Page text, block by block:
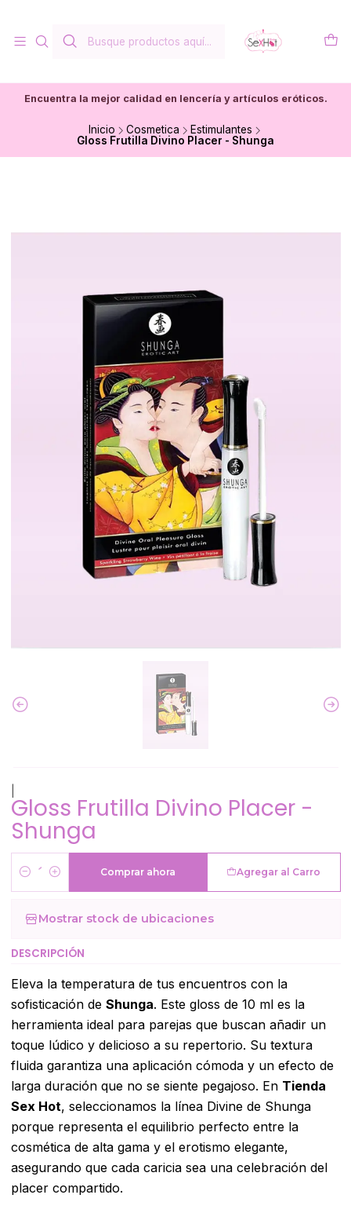
Encuentra la mejor calidad en lencería y artículos eróticos.
Inicio Cosmetica
Estimulantes
Gloss Frutilla Divino Placer - Shunga
Gloss Frutilla Divino Placer -
Shunga
Cantidad
Agregar al Carro
Comprar ahora
Mostrar stock de ubicaciones
DESCRIPCIÓN
Eleva la temperatura de tus encuentros con la
sofisticación de Shunga. Este gloss de 10 ml es la
herramienta ideal para parejas que buscan añadir un
toque lúdico y delicioso a su repertorio. Su textura
fluida garantiza una aplicación cómoda y un efecto de
larga duración que no se siente pegajoso. En Tienda
Sex Hot, seleccionamos la línea Divine de Shunga
porque representa el equilibrio perfecto entre la
cosmética de alta gama y el erotismo elegante,
asegurando que cada caricia sea una celebración del
placer compartido.